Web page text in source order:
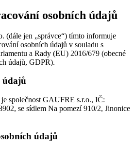
osobních údajů
(dále jen „správce“) tímto informuje
osobních údajů v souladu s
a Rady (EU) 2016/679 (obecné
údajů, GDPR).
údajů
společnost GAUFRE s.r.o., IČ:
se sídlem Na pomezí 910/2, Jinonice
údajů